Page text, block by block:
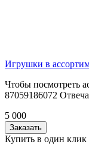
Игрушки в
Чтобы посмотреть
87059186072
5 000
Заказать
Купить в один клик